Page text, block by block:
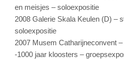
en meisjes – soloexpositie
2008 Galerie Skala Keulen (D) –
soloexpositie
2007 Musem Catharijneconvent
-1000 jaar kloosters –